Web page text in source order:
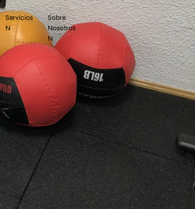
Servicios
N
Sobre
Nosotros
N